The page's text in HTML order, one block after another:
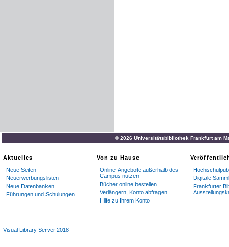
© 2026 Universitätsbibliothek Frankfurt am
Aktuelles
Neue Seiten
Neuerwerbungslisten
Neue Datenbanken
Führungen und Schulungen
Von zu Hause
Online-Angebote außerhalb des
Campus nutzen
Bücher online bestellen
Verlängern, Konto abfragen
Hilfe zu Ihrem Konto
Digitale
Frankfurter
Visual Library Server 2018